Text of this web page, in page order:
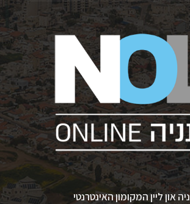
און ליין המקומון האינטרנטי